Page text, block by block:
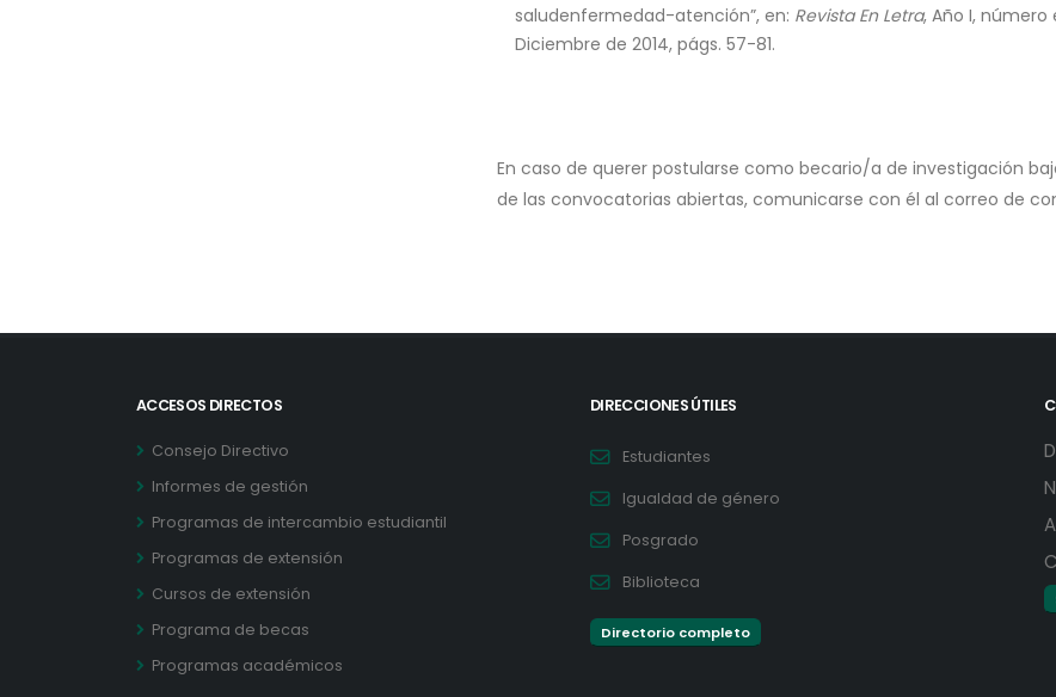
salud­enfermedad-atención”, en: Revista En Letra, Año I,
Diciembre de 2014, págs. 57-81.
En caso de querer postularse como becario/a de investigación
de las convocatorias abiertas, comunicarse con él al correo de
ACCESOS DIRECTOS
Consejo Directivo
Informes de gestión
Programas de intercambio estudiantil
Programas de extensión
Cursos de extensión
Programa de becas
Programas académicos
DIRECCIONES ÚTILES
Estudiantes
Igualdad de género
Posgrado
Biblioteca
Directorio completo